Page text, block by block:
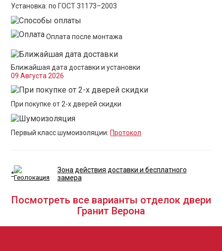
Установка: по ГОСТ 31173–2003
Оплата после монтажа
Ближайшая дата доставки и установки
09 Августа 2026
При покупке от 2-х дверей скидки
Первый класс шумоизоляции: Протокол
*
Зона действия доставки и бесплатного
замера
Посмотреть все варианты отделок двери
Гранит Верона